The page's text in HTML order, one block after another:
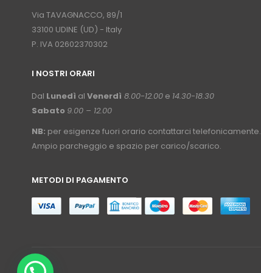
Via TAVAGNACCO, 89/1
33100 UDINE (UD) - Italy
P. IVA 02602370302
I NOSTRI ORARI
Dal Lunedì al Venerdì 8.00-12.00 e 14.30-18.30
Sabato 9.00 – 12.00
NB: per esigenze fuori orario contattarci telefonicamente.
Ampio parcheggio e spazio per carico/scarico.
METODI DI PAGAMENTO